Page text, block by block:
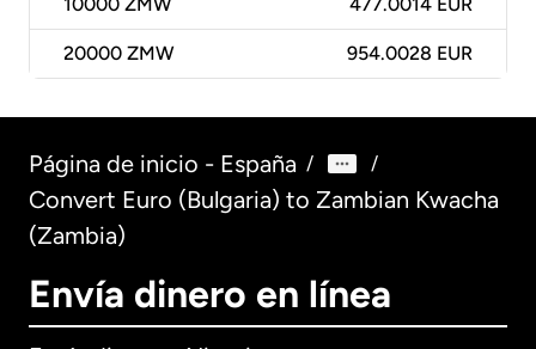
10000 ZMW 477.0014 EUR
20000 ZMW 954.0028 EUR
Página de inicio - España / /
Convert Euro (Bulgaria) to Zambian Kwacha
(Zambia)
Envía dinero en línea